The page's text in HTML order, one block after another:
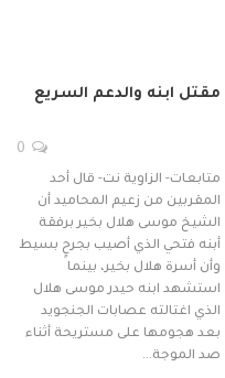
ابنه والدعم السريع
متابعات- الزاوية نت- قال أحد
المقربين من زعيم المحاميد أن
الشيخ موسى هلال بخير برفقة
أبنه فتحي الذي أصيب بجرحٍ بسيط
وأن أسرة هلال بخير، بينما
استشهد ابنه حيدر موسى هلال
الذي اغتالته عصابات الجنجويد
بعد هجومها على مستريحة أثناء
صد الموجة…